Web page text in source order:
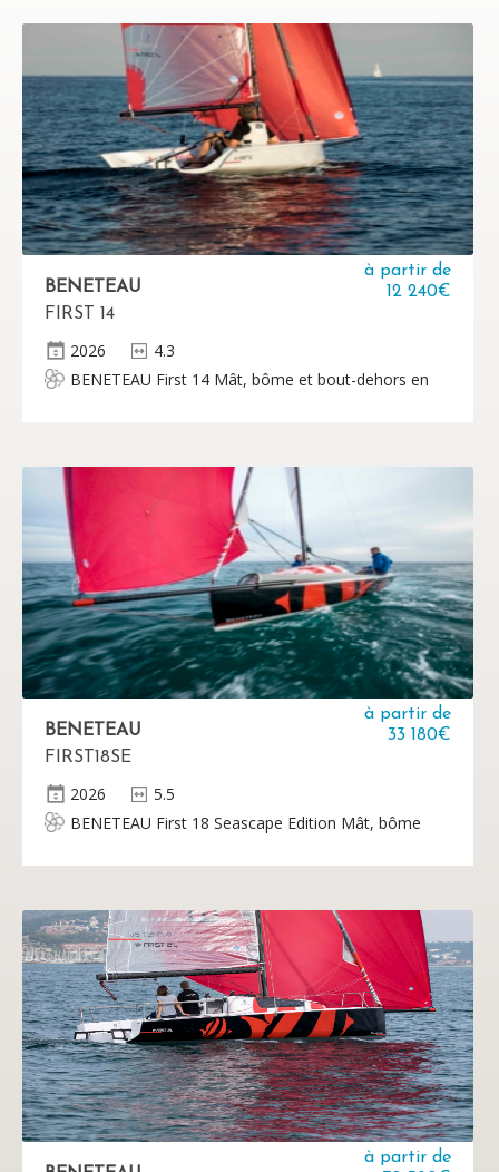
BENETEAU
FIRST 14
à partir de
12 240€
2026
4.3
BENETEAU First 14 Mât, bôme et bout-dehors en
BENETEAU
FIRST18SE
à partir de
33 180€
2026
5.5
BENETEAU First 18 Seascape Edition Mât, bôme
à partir de